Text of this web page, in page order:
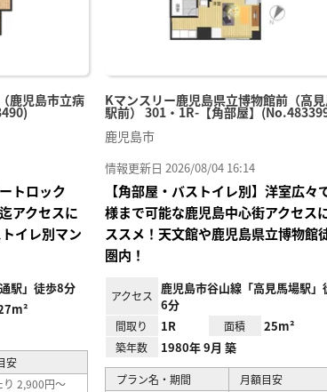
鹿児島市立病
トロック
アクセスに
イレ別マン
駅」徒歩8分
安
り 2,900円～
Kマンスリー鹿児島県立博物館前（高
駅前） 301・1R-【角部屋】
鹿児島市
情報更新日 2026/08/04 16:14
【角部屋・バストイレ別】洋室広々
様まで可能な鹿児島中心街アクセス
ススメ！天文館や鹿児島県立博物館
圏内！
アクセス
鹿児島市谷山線「高見馬場駅」
6分
間取り 1R 面積 25m²
築年数 1980年 9月 築
プラン名・期間
月額目安